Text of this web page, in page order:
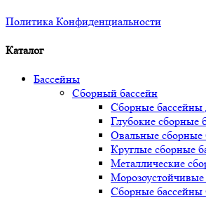
Политика Конфиденциальности
Каталог
Бассейны
Сборный бассейн
Сборные бассейны
Глубокие сборные
Овальные сборные
Круглые сборные
Металлические
Сборные бассейны